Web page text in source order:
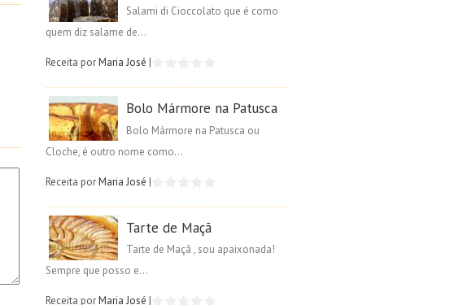
Salami di Cioccolato que é como
quem diz salame de...
Receita porMaria José |
Bolo Mármore na Patusca
Bolo Mármore na Patusca ou
Cloche, é outro nome como...
Receita porMaria José |
Tarte de Maçã
Tarte de Maçã , sou apaixonada!
Sempre que posso e...
Receita porMaria José |